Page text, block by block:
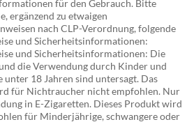
für den Gebrauch. Bitte
ergänzend zu etwaigen
nach CLP-Verordnung, folgende
und Sicherheitsinformationen:
und Sicherheitsinformationen: Die
die Verwendung durch Kinder und
unter 18 Jahren sind untersagt. Das
für Nichtraucher nicht empfohlen. Nur
in E-Zigaretten. Dieses Produkt wird
für Minderjährige, schwangere oder